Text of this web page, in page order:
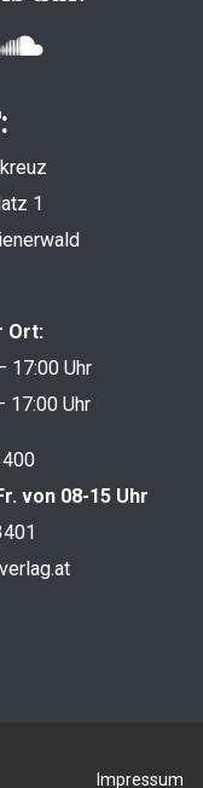
1
Ort:
17:00 Uhr
17:00 Uhr
von 08-15 Uhr
Impressum